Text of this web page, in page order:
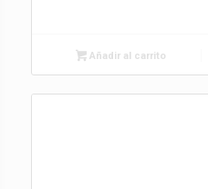
Añadir al carrito